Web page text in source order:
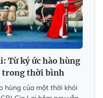
Từ ký ức hào hùng
trong thời bình
hùng của một thời khói